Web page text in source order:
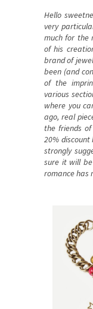
Hello
very
much for the
of his
brand of
been (and
of the
various
where you
ago, real
the friends
20% discount
strongly
sure it will
romance has